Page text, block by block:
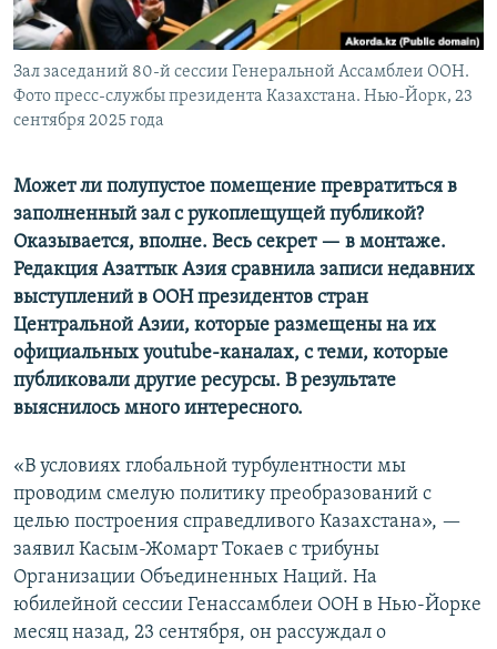
Зал заседаний 80-й сессии Генеральной Ассамблеи ООН.
Фото пресс-службы президента Казахстана. Нью-Йорк, 23
сентября 2025 года
Может ли полупустое помещение превратиться в
заполненный зал с рукоплещущей публикой?
Оказывается, вполне. Весь секрет — в монтаже.
Редакция Азаттык Азия сравнила записи недавних
выступлений в ООН президентов стран
Центральной Азии, которые размещены на их
официальных youtube-каналах, с теми, которые
публиковали другие ресурсы. В результате
выяснилось много интересного.
«В условиях глобальной турбулентности мы
проводим смелую политику преобразований с
целью построения справедливого Казахстана», —
заявил Касым-Жомарт Токаев с трибуны
Организации Объединенных Наций. На
юбилейной сессии Генассамблеи ООН в Нью-Йорке
месяц назад, 23 сентября, он рассуждал о